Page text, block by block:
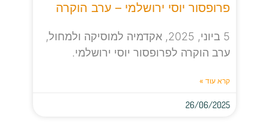
פרופסור יוסי ירושלמי – ערב הוקרה
5 ביוני, 2025, אקדמיה למוסיקה ולמחול,
ערב הוקרה לפרופסור יוסי ירושלמי.
קרא עוד »
26/06/2025